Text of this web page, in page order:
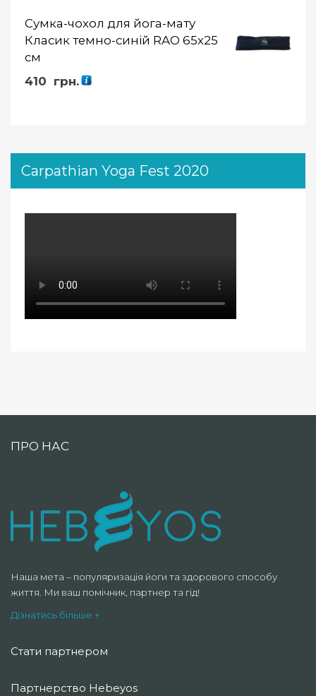
Сумка-чохол для йога-мату
Класик темно-синій RAO 65х25
см
410 грн.
Carpathian Yoga Fest 2020
ПРО НАС
Наша мета – популяризація йоги та здорового способу
життя. Ми ваш помічник, партнер та гід!
Дізнатись більше +
Стати партнером
Партнерство Hebeyos